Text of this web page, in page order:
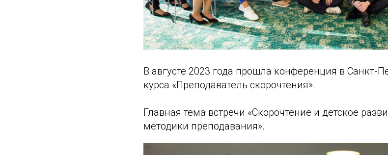
В августе 2023 года прошла конференция в Санкт-
курса «Преподаватель скорочтения».
Главная тема встречи «Скорочтение и детское
методики преподавания».